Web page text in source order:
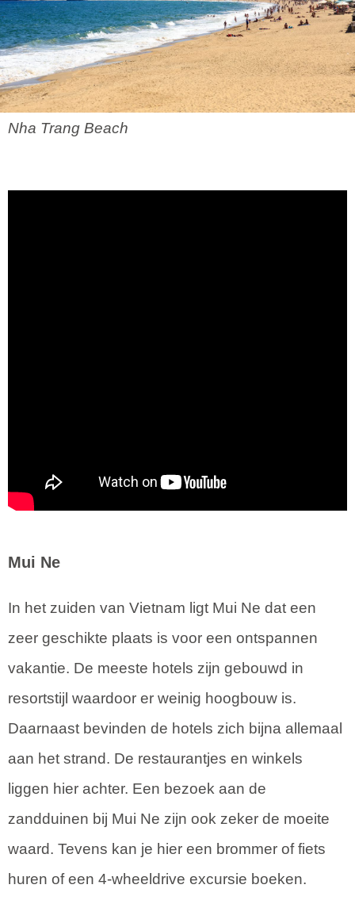
Nha Trang Beach
Mui Ne
In het zuiden van Vietnam ligt Mui Ne dat een
zeer geschikte plaats is voor een ontspannen
vakantie. De meeste hotels zijn gebouwd in
resortstijl waardoor er weinig hoogbouw is.
Daarnaast bevinden de hotels zich bijna allemaal
aan het strand. De restaurantjes en winkels
liggen hier achter. Een bezoek aan de
zandduinen bij Mui Ne zijn ook zeker de moeite
waard. Tevens kan je hier een brommer of fiets
huren of een 4-wheeldrive excursie boeken.